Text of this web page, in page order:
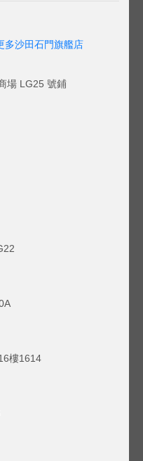
多沙田石門旗艦店
場 LG25 號鋪
樓1614